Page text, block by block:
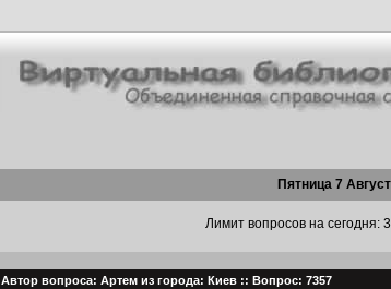
Пятница 7
Лимит вопросов на сегодня:
Автор вопроса: Артем из города: Киев :: Вопрос: 7357